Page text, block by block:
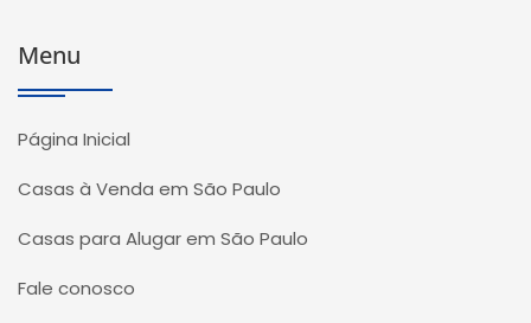
Menu
Página Inicial
Casas à Venda em São Paulo
Casas para Alugar em São Paulo
Fale conosco